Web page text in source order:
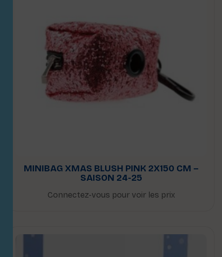
MINIBAG XMAS BLUSH PINK 2X150 CM –
SAISON 24-25
Connectez-vous pour voir les prix